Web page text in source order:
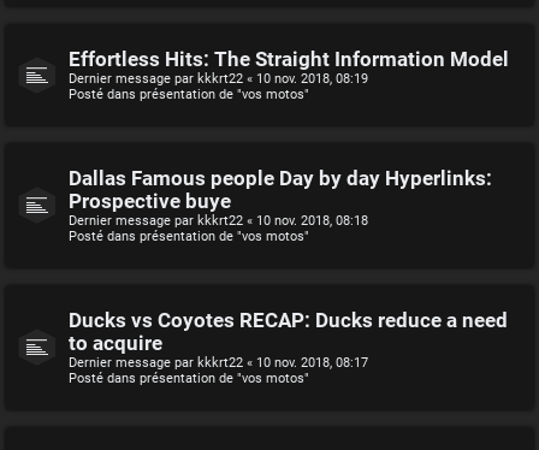
Effortless Hits: The Straight Information Model
Dernier message par kkkrt22 « 10 nov. 2018, 08:19
Posté dans présentation de "vos motos"
Dallas Famous people Day by day Hyperlinks:
Prospective buye
Dernier message par kkkrt22 « 10 nov. 2018, 08:18
Posté dans présentation de "vos motos"
Ducks vs Coyotes RECAP: Ducks reduce a need
to acquire
Dernier message par kkkrt22 « 10 nov. 2018, 08:17
Posté dans présentation de "vos motos"